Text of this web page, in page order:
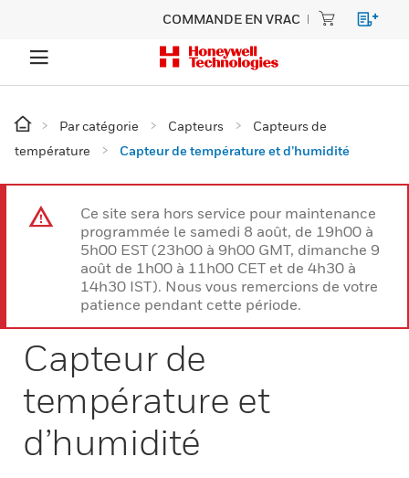
COMMANDE EN VRAC
Par catégorie Capteurs
Capteurs de
température
Capteur de température et d’humidité
Ce site sera hors service pour maintenance
programmée le samedi 8 août, de 19h00 à
5h00 EST (23h00 à 9h00 GMT, dimanche 9
août de 1h00 à 11h00 CET et de 4h30 à
14h30 IST). Nous vous remercions de votre
patience pendant cette période.
Capteur de
température et
d’humidité